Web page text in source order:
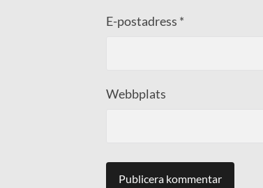
E-postadress *
Webbplats